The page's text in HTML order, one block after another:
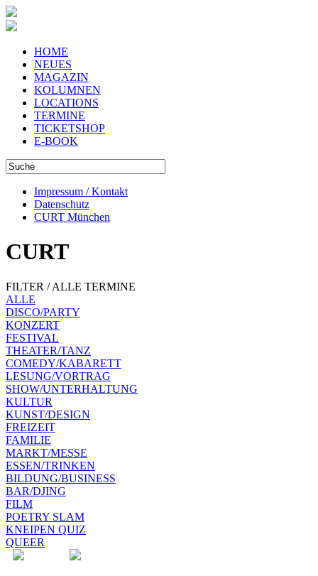
HOME
NEUES
MAGAZIN
KOLUMNEN
LOCATIONS
TERMINE
TICKETSHOP
E-BOOK
Impressum / Kontakt
Datenschutz
CURT München
CURT
FILTER / ALLE TERMINE
ALLE
DISCO/PARTY
KONZERT
FESTIVAL
THEATER/TANZ
COMEDY/KABARETT
LESUNG/VORTRAG
SHOW/UNTERHALTUNG
KULTUR
KUNST/DESIGN
FREIZEIT
FAMILIE
MARKT/MESSE
ESSEN/TRINKEN
BILDUNG/BUSINESS
BAR/DJING
FILM
POETRY SLAM
KNEIPEN QUIZ
QUEER